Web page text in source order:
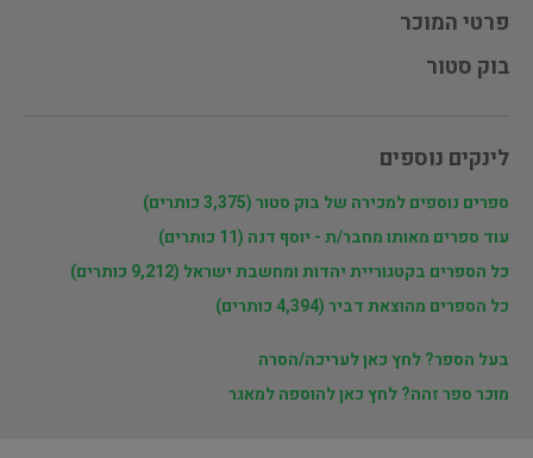
פרטי המוכר
בוק סטור
לינקים נוספים
ספרים נוספים למכירה של בוק סטור (3,375 כותרים)
עוד ספרים מאותו מחבר/ת - יוסף דנה (11 כותרים)
כל הספרים בקטגוריית יהדות ומחשבת ישראל (9,212 כותרים)
כל הספרים מהוצאת דביר (4,394 כותרים)
בעל הספר? לחץ כאן לעריכה/הסרה
מוכר ספר זהה? לחץ כאן להוספה למאגר